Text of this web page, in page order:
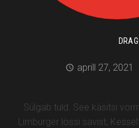
aprill 27, 2021
Sülgab tuld. See käsitsi
Limburger lössi savist,